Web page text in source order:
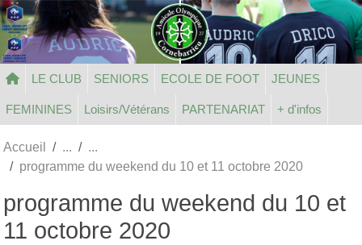
LE CLUB SENIORS ECOLE DE FOOT JEUNES
FEMININES Loisirs/Vétérans PARTENARIAT + d'infos
Accueil
programme du weekend du 10 et 11 octobre 2020
programme du weekend du 10 et
11 octobre 2020
Panneau de gestion des cookies